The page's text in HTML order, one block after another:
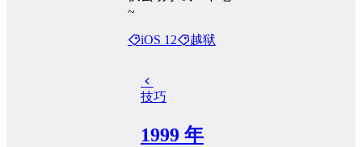
~
iOS 12 越狱
技巧
1999 年